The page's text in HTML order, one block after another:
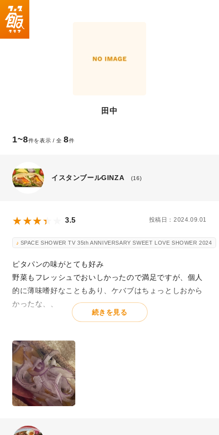
田中
1~8件を表示 / 全8件
イスタンブールGINZA (16)
3.5 投稿日：2024.09.01
SPACE SHOWER TV 35th ANNIVERSARY SWEET LOVE SHOWER 2024
ピタパンの味がとても好み
野菜もフレッシュでおいしかったので満足ですが、個人
的に薄味嗜好なこともあり、ケバブはちょっとしおから
かったな、、
続きを見る